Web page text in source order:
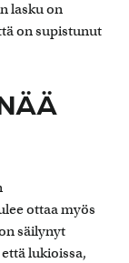
lasku on
on supistunut
ottaa myös
säilynyt
lukioissa,